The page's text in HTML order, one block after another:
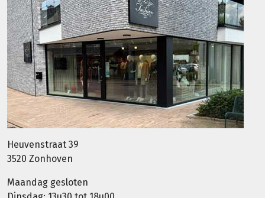
Heuvenstraat 39
3520 Zonhoven
Maandag gesloten